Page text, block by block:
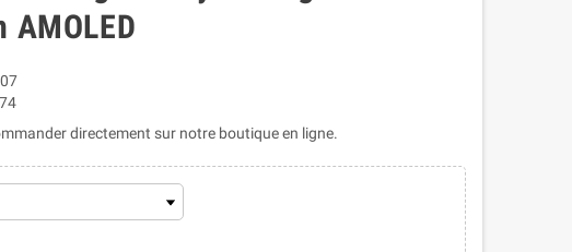
AMOLED
directement sur notre boutique en ligne.